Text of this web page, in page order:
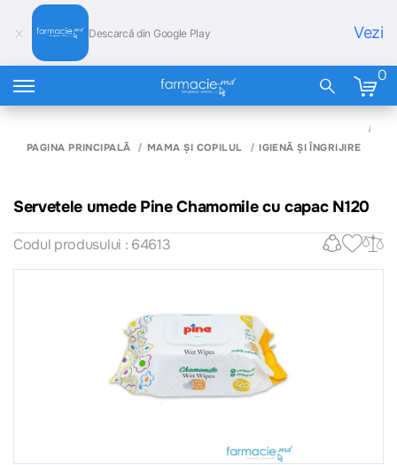
Descarcă din Google Play Vezi
0
PAGINA PRINCIPALĂ MAMA ȘI COPILUL IGIENĂ ȘI ÎNGRIJIRE
Servetele umede Pine Chamomile cu capac N120
Codul produsului : 64613